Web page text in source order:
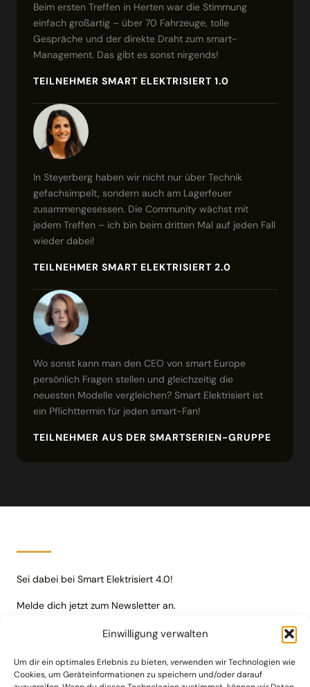
Einwilligung verwalten
Um dir ein optimales Erlebnis zu bieten, verwenden wir Technologien wie
Cookies, um Geräteinformationen zu speichern und/oder darauf
Beim ersten Treffen in Herten war die Stimmung
einfach großartig – über 70 Fahrzeuge, tolle
Gespräche und der direkte Draht zum smart-
Management. Das gibt es sonst nirgends!
TEILNEHMER SMART ELEKTRISIERT 1.0
In Steyerberg haben wir nicht nur über Technik
gefachsimpelt, sondern auch am Lagerfeuer
zusammengesessen. Die Community wächst mit
jedem Treffen – ich bin beim dritten Mal auf jeden Fall
wieder dabei!
TEILNEHMER SMART ELEKTRISIERT 2.0
Wo sonst kann man den CEO von smart Europe
persönlich Fragen stellen und gleichzeitig die
neuesten Modelle vergleichen? Smart Elektrisiert ist
ein Pflichttermin für jeden smart-Fan!
TEILNEHMER AUS DER SMARTSERIEN-GRUPPE
Sei dabei bei Smart Elektrisiert 4.0!
Melde dich jetzt zum Newsletter an.